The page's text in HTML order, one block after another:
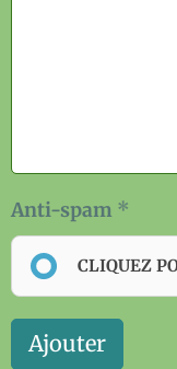
Anti-spam
CLIQUEZ
Ajouter